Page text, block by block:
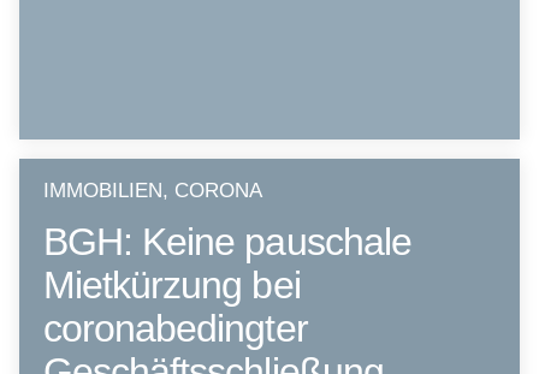
IMMOBILIEN, CORONA
BGH: Keine pauschale
Mietkürzung bei
coronabedingter